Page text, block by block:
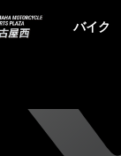
YSP名古屋西
バイク